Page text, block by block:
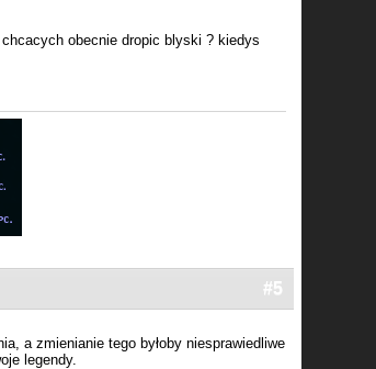
obecnie dropic blyski ? kiedys
#5
a zmienianie tego byłoby niesprawiedliwe
legendy.